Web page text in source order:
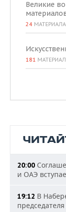
Великие
24 МАТЕРИАЛА
181 МАТЕРИАЛ
20:00
и ОАЭ
19:12 В
председателя